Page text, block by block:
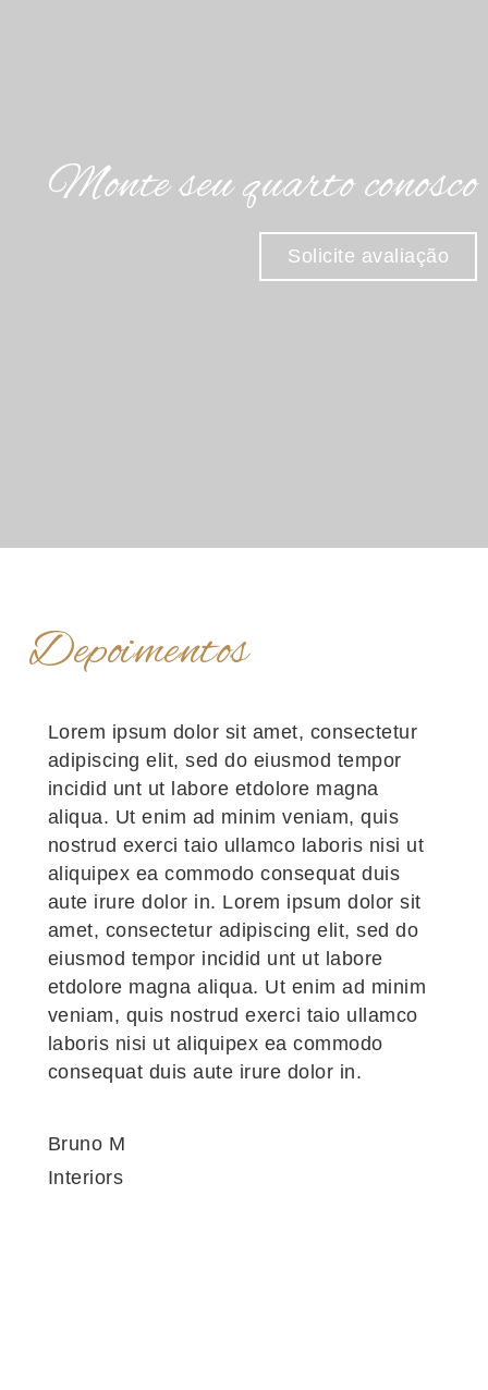
Monte seu quarto conosco
Solicite avaliação
Depoimentos
Lorem ipsum dolor sit amet, consectetur
adipiscing elit, sed do eiusmod tempor
incidid unt ut labore etdolore magna
aliqua. Ut enim ad minim veniam, quis
nostrud exerci taio ullamco laboris nisi ut
aliquipex ea commodo consequat duis
aute irure dolor in. Lorem ipsum dolor sit
amet, consectetur adipiscing elit, sed do
eiusmod tempor incidid unt ut labore
etdolore magna aliqua. Ut enim ad minim
veniam, quis nostrud exerci taio ullamco
laboris nisi ut aliquipex ea commodo
consequat duis aute irure dolor in.
Bruno M
Interiors